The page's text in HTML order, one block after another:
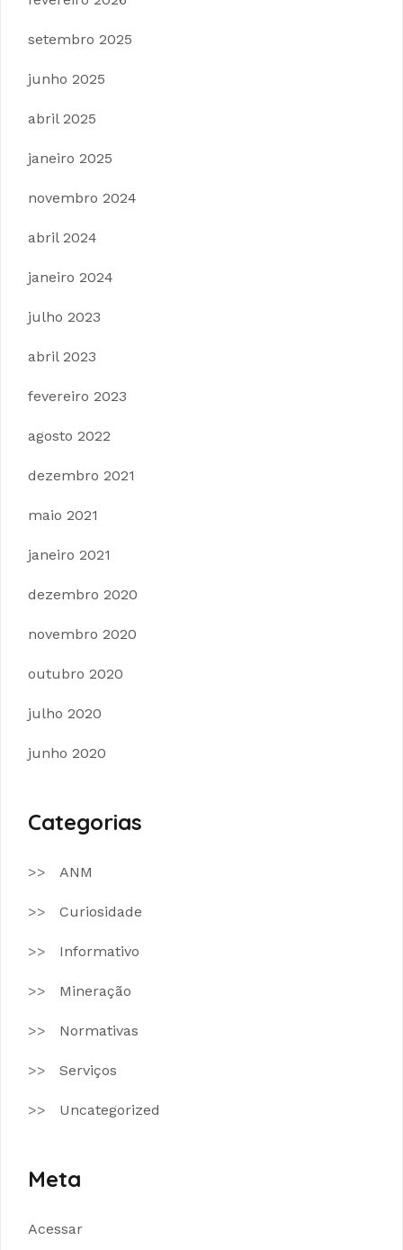
setembro 2025
junho 2025
abril 2025
janeiro 2025
novembro 2024
abril 2024
janeiro 2024
julho 2023
abril 2023
fevereiro 2023
agosto 2022
dezembro 2021
maio 2021
janeiro 2021
dezembro 2020
novembro 2020
outubro 2020
julho 2020
junho 2020
Categorias
ANM
Curiosidade
Informativo
Mineração
Normativas
Serviços
Uncategorized
Meta
Acessar